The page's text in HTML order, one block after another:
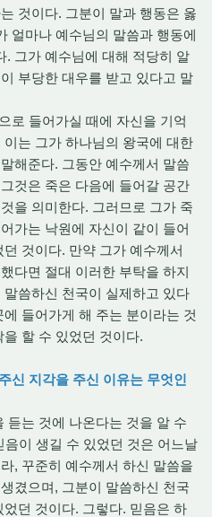
것이다. 그분이 말과 행동은 옳
얼마나 예수님의 말씀과 행동에
. 그가 예수님에 대해 적당히 알
부당한 대우를 받고 있다고 말
로 들어가실 때에 자신을 기억
는 그가 하나님의 왕국에 대한
해준다. 그동안 예수께서 말씀
것은 죽은 다음에 들어갈 공간
을 의미한다. 그러므로 그가 죽
가는 낙원에 자신이 같이 들어
것이다. 만약 그가 예수께서
다면 절대 이러한 부탁을 하지
씀하신 천국이 실제하고 있다
들어가게 해 주는 분이라는 것
할 수 있었던 것이다.
신 지각을 주신 이유는 무엇인
듣는 것에 나온다는 것을 알 수
이 생길 수 있었던 것은 어느날
, 꾸준히 예수께서 하신 말씀을
겼으며, 그분이 말씀하신 천국
던 것이다. 그렇다. 믿음은 하